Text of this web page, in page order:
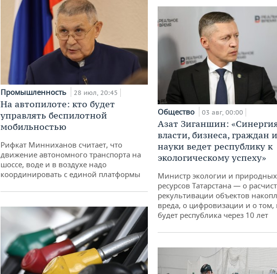
Промышленность 28 июл, 20:45
На автопилоте: кто будет
управлять беспилотной
мобильностью
Рифкат Минниханов считает, что
движение автономного транспорта на
шоссе, воде и в воздухе надо
координировать с единой платформы
Общество 03 авг, 00:00
Азат Зиганшин:
власти, бизнеса, граждан и
науки ведет республику к
экологическому успеху»
Министр экологии и природных
ресурсов Татарстана — о
рекультивации объектов
вреда, о цифровизации и о том,
будет республика через 10 лет